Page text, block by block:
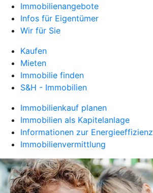
Immobilienangebote
Infos für Eigentümer
Wir für Sie
Kaufen
Mieten
Immobilie finden
S&H - Immobilien
Immobilienkauf planen
Immobilien als Kapitelanlage
Informationen zur Energieeffizienz
Immobilienvermittlung